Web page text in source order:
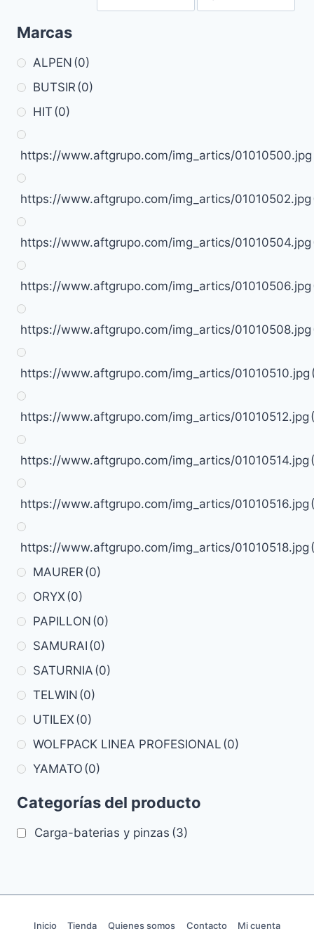
Marcas
ALPEN (0)
BUTSIR (0)
HIT (0)
https://www.aftgrupo.com/img_artics/01010500.jpg
https://www.aftgrupo.com/img_artics/01010502.jpg
https://www.aftgrupo.com/img_artics/01010504.jpg
https://www.aftgrupo.com/img_artics/01010506.jpg
https://www.aftgrupo.com/img_artics/01010508.jpg
https://www.aftgrupo.com/img_artics/01010510.jpg
https://www.aftgrupo.com/img_artics/01010512.jpg
https://www.aftgrupo.com/img_artics/01010514.jpg
https://www.aftgrupo.com/img_artics/01010516.jpg
https://www.aftgrupo.com/img_artics/01010518.jpg
MAURER (0)
ORYX(0)
PAPILLON (0)
SAMURAI (0)
SATURNIA (0)
TELWIN (0)
UTILEX(0)
WOLFPACK LINEA PROFESIONAL (0)
YAMATO (0)
Categorías del producto
Carga-baterias y pinzas (3)
Inicio Tienda Quienes somos Contacto Mi cuenta